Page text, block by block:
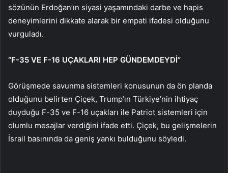
sözünün Erdoğan’ın siyasi yaşamındaki darbe ve hapis
deneyimlerini dikkate alarak bir empati ifadesi olduğunu
vurguladı.
“F-35 VE F-16 UÇAKLARI HEP GÜNDEMDEYDİ”
Görüşmede savunma sistemleri konusunun da ön planda
olduğunu belirten Çiçek, Trump’ın Türkiye’nin ihtiyaç
duyduğu F-35 ve F-16 uçakları ile Patriot sistemleri için
olumlu mesajlar verdiğini ifade etti. Çiçek, bu gelişmelerin
İsrail basınında da geniş yankı bulduğunu söyledi.